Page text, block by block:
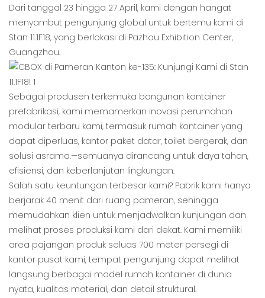
Dari tanggal 23 hingga 27 April, kami dengan hangat
menyambut pengunjung global untuk bertemu kami di
Stan 11.1F18, yang berlokasi di Pazhou Exhibition Center,
Guangzhou.
Sebagai produsen terkemuka bangunan kontainer
prefabrikasi, kami memamerkan inovasi perumahan
modular terbaru kami, termasuk rumah kontainer yang
dapat diperluas, kantor paket datar, toilet bergerak, dan
solusi asrama.—semuanya dirancang untuk daya tahan,
efisiensi, dan keberlanjutan lingkungan.
Salah satu keuntungan terbesar kami? Pabrik kami hanya
berjarak 40 menit dari ruang pameran, sehingga
memudahkan klien untuk menjadwalkan kunjungan dan
melihat proses produksi kami dari dekat. Kami memiliki
area pajangan produk seluas 700 meter persegi di
kantor pusat kami, tempat pengunjung dapat melihat
langsung berbagai model rumah kontainer di dunia
nyata, kualitas material, dan detail struktural.